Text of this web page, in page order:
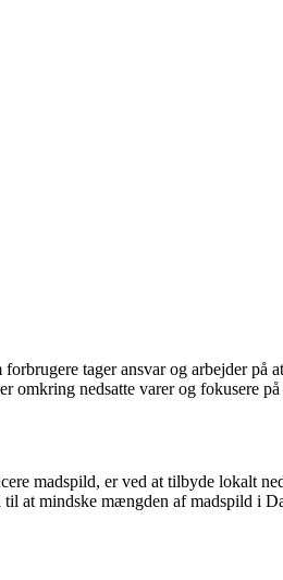
tager ansvar og arbejder på
nedsatte varer og fokusere på
madspild, er ved at tilbyde lokalt
at mindske mængden af madspild i